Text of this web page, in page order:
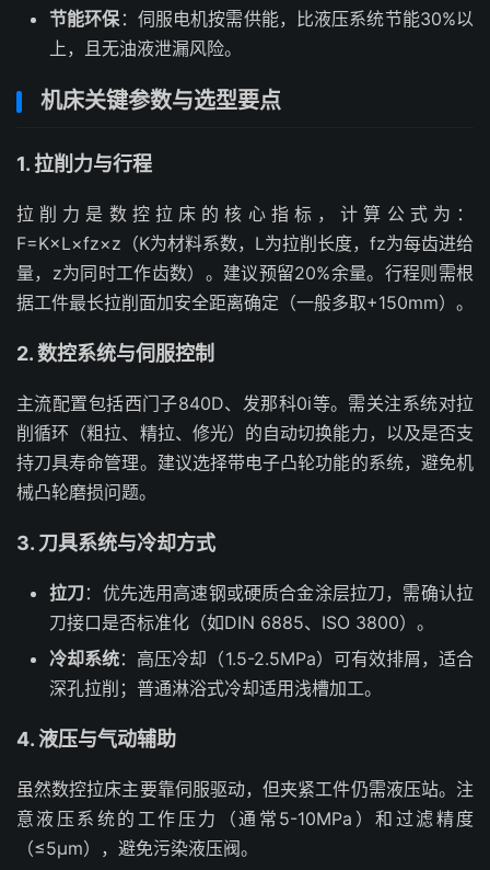
节能环保：伺服电机按需供能，比液压系统节能30%以
上，且无油液泄漏风险。
机床关键参数与选型要点
1. 拉削力与行程
拉削力是数控拉床的核心指标，计算公式为：
F=K×L×fz×z（K为材料系数，L为拉削长度，fz为每齿进给
量，z为同时工作齿数）。建议预留20%余量。行程则需根
据工件最长拉削面加安全距离确定（一般多取+150mm）。
2. 数控系统与伺服控制
主流配置包括西门子840D、发那科0i等。需关注系统对拉
削循环（粗拉、精拉、修光）的自动切换能力，以及是否支
持刀具寿命管理。建议选择带电子凸轮功能的系统，避免机
械凸轮磨损问题。
3. 刀具系统与冷却方式
拉刀：优先选用高速钢或硬质合金涂层拉刀，需确认拉
刀接口是否标准化（如DIN 6885、ISO 3800）。
冷却系统：高压冷却（1.5-2.5MPa）可有效排屑，适合
深孔拉削；普通淋浴式冷却适用浅槽加工。
4. 液压与气动辅助
虽然数控拉床主要靠伺服驱动，但夹紧工件仍需液压站。注
意液压系统的工作压力（通常5-10MPa）和过滤精度
（≤5μm），避免污染液压阀。